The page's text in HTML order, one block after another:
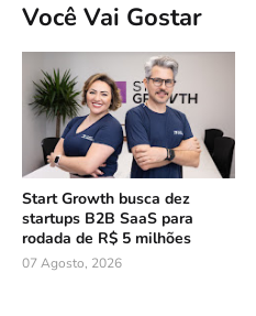
Você Vai Gostar
Start Growth busca dez
startups B2B SaaS para
rodada de R$ 5 milhões
07 Agosto, 2026